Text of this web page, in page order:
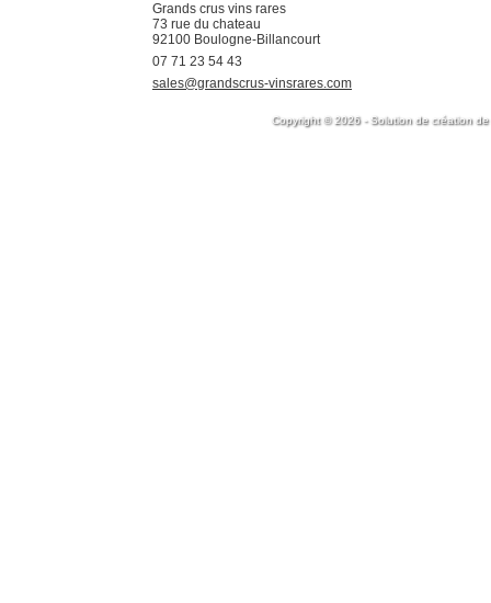
Grands crus vins rares
73 rue du chateau
92100 Boulogne-Billancourt
07 71 23 54 43
sales@grandscrus-vinsrares.com
Copyright © 2026 - Solution de création